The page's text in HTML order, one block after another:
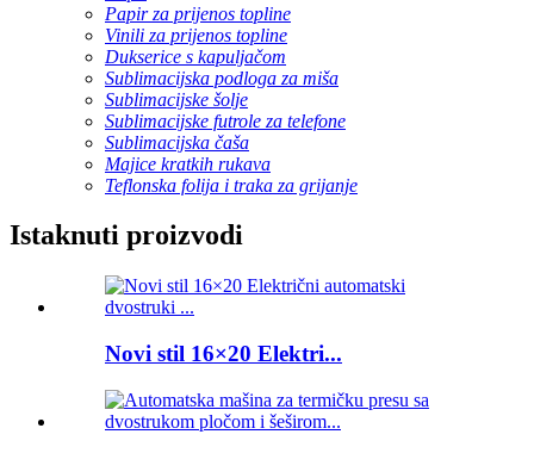
Papir za prijenos topline
Vinili za prijenos topline
Dukserice s kapuljačom
Sublimacijska podloga za miša
Sublimacijske šolje
Sublimacijske futrole za telefone
Sublimacijska čaša
Majice kratkih rukava
Teflonska folija i traka za grijanje
Istaknuti proizvodi
Novi stil 16×20 Elektri...